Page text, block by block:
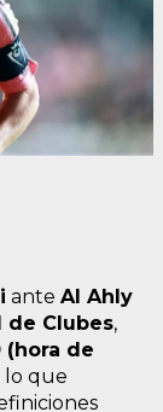
ante Al Ahly
de Clubes,
(hora de
lo que